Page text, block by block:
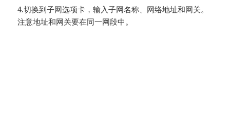
4.切换到子网选项卡，输入子网名称、网络地址和网关。
注意地址和网关要在同一网段中。